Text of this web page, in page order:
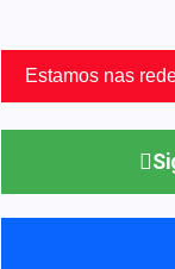
Estamos nas